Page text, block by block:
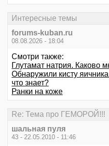
Интересные темы
forums-kuban.ru
08.08.2026 - 18:04
Смотри также:
Глутамат натрия. Каково
Обнаружили кисту
что знает?
Ранки на коже
Re: Тема про ГЕМОРОЙ!!!
шальная пуля
43 - 22.05.2010 - 11:46